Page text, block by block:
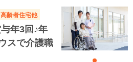
齢者住宅他
年3回♪年
スで介護職